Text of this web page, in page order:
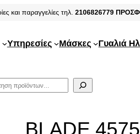
και παραγγελίες τηλ. 2106826779
Υπηρεσίες Μάσκες Γυαλιά
BLADE